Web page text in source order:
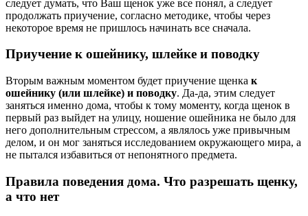
следует думать, что Ваш щенок уже все понял, а следует
продолжать приучение, согласно методике, чтобы через
некоторое время не пришлось начинать все сначала.
Приучение к ошейнику, шлейке и поводку
Вторым важным моментом будет приучение щенка к
ошейнику (или шлейке) и поводку. Да-да, этим следует
заняться именно дома, чтобы к тому моменту, когда щенок в
первый раз выйдет на улицу, ношение ошейника не было для
него дополнительным стрессом, а являлось уже привычным
делом, и он мог заняться исследованием окружающего мира, а
не пытался избавиться от непонятного предмета.
Правила поведения дома. Что разрешать щенку,
а что нет